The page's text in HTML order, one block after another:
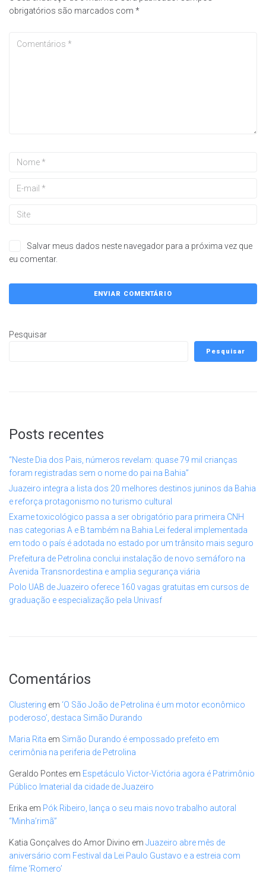
obrigatórios são marcados com *
Salvar meus dados neste navegador para a próxima vez que
eu comentar.
Pesquisar
Pesquisar
Posts recentes
“Neste Dia dos Pais, números revelam: quase 79 mil crianças
foram registradas sem o nome do pai na Bahia”
Juazeiro integra a lista dos 20 melhores destinos juninos da Bahia
e reforça protagonismo no turismo cultural
Exame toxicológico passa a ser obrigatório para primeira CNH
nas categorias A e B também na Bahia Lei federal implementada
em todo o país é adotada no estado por um trânsito mais seguro
Prefeitura de Petrolina conclui instalação de novo semáforo na
Avenida Transnordestina e amplia segurança viária
Polo UAB de Juazeiro oferece 160 vagas gratuitas em cursos de
graduação e especialização pela Univasf
Comentários
Clustering em ‘O São João de Petrolina é um motor econômico
poderoso’, destaca Simão Durando
Maria Rita em Simão Durando é empossado prefeito em
cerimônia na periferia de Petrolina
Geraldo Pontes em Espetáculo Victor-Victória agora é Patrimônio
Público Imaterial da cidade de Juazeiro
Erika em Pók Ribeiro, lança o seu mais novo trabalho autoral
“Minha’rimã”
Katia Gonçalves do Amor Divino em Juazeiro abre mês de
aniversário com Festival da Lei Paulo Gustavo e a estreia com
filme ‘Romero’